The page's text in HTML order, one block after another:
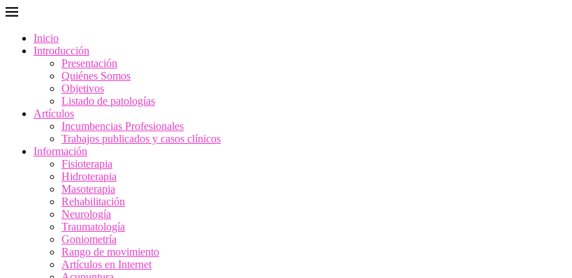
Inicio
Introducción
Presentación
Quiénes Somos
Objetivos
Listado de patologías
Artículos
Incumbencias Profesionales
Trabajos publicados y casos clínicos
Información
Fisioterapia
Hidroterapia
Masoterapia
Rehabilitación
Neurología
Traumatología
Goniometría
Rango de movimiento
Artículos en Internet